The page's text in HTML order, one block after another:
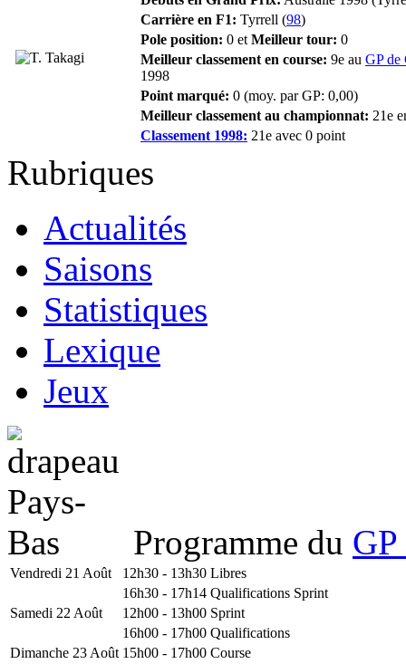
Carrière en F1: Tyrrell (98)
Pole position: 0 et Meilleur tour: 0
Meilleur classement en course: 9e au GP de
1998
Point marqué: 0 (moy. par GP: 0,00)
Meilleur classement au championnat: 21e
Classement 1998: 21e avec 0 point
Rubriques
Actualités
Saisons
Statistiques
Lexique
Jeux
Programme du
Vendredi 21 Août 12h30 - 13h30 Libres
16h30 - 17h14 Qualifications Sprint
Samedi 22 Août
12h00 - 13h00 Sprint
16h00 - 17h00 Qualifications
Dimanche 23 Août 15h00 - 17h00 Course